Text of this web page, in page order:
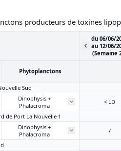
producteurs de toxines
du 06/06/
au 12/06/
(Semaine
Phytoplanctons
Sud
Dinophysis +
Phalacroma
< LD
de Port La Nouvelle 1
Dinophysis +
Phalacroma
/